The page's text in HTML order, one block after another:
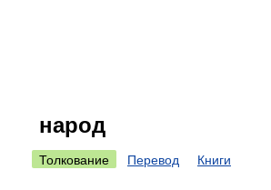
народ
Толкование Перевод Книги